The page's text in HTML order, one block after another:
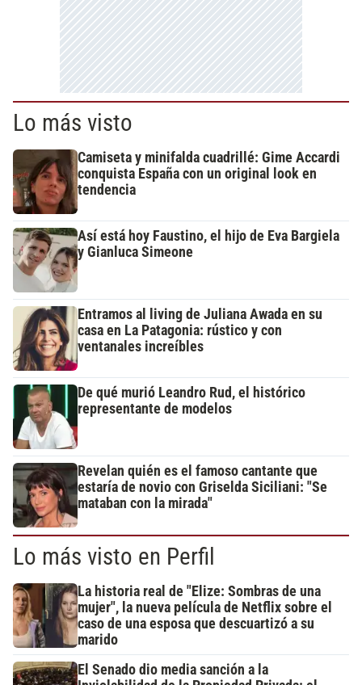
Lo más visto
Camiseta y minifalda cuadrillé: Gime Accardi
conquista España con un original look en
tendencia
Así está hoy Faustino, el hijo de Eva Bargiela
y Gianluca Simeone
Entramos al living de Juliana Awada en su
casa en La Patagonia: rústico y con
ventanales increíbles
De qué murió Leandro Rud, el histórico
representante de modelos
Revelan quién es el famoso cantante que
estaría de novio con Griselda Siciliani: "Se
mataban con la mirada"
Lo más visto en Perfil
La historia real de "Elize: Sombras de una
mujer", la nueva película de Netflix sobre el
caso de una esposa que descuartizó a su
marido
El Senado dio media sanción a la